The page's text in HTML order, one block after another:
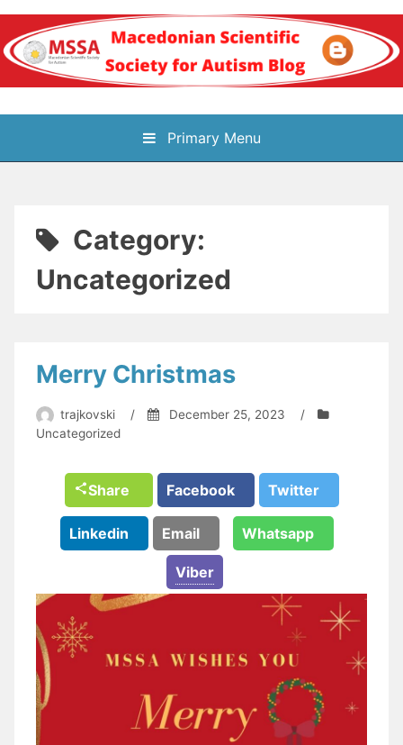
Skip
content
Блог на
Македонското научно
здружение за
аутизам
Primary Menu
Category:
Uncategorized
Merry Christmas
trajkovski / December 25, 2023
/
Uncategorized
Share Facebook Twitter
Linkedin Email Whatsapp
Viber